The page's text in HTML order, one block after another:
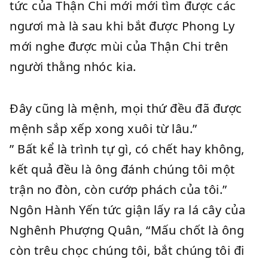
tức của Thận Chi mới mới tìm được các
ngươi mà là sau khi bắt được Phong Ly
mới nghe được mùi của Thận Chi trên
người thằng nhóc kia.
Đây cũng là mệnh, mọi thứ đều đã được
mệnh sắp xếp xong xuôi từ lâu.”
” Bất kể là trình tự gì, có chết hay không,
kết quả đều là ông đánh chúng tôi một
trận no đòn, còn cướp phách của tôi.”
Ngôn Hành Yến tức giận lấy ra lá cây của
Nghênh Phượng Quân, “Mấu chốt là ông
còn trêu chọc chúng tôi, bắt chúng tôi đi